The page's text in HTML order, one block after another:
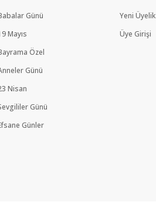
Günü
Mayıs
Özel
Günü
Nisan
Günü
Günler
Yeni Üyelik
Üye Girişi